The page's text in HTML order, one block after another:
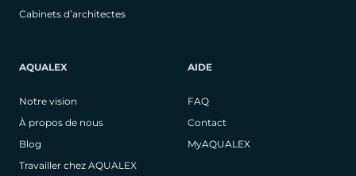
Cabinets d’architectes
AQUALEX
Notre vision
À propos de nous
Blog
Travailler chez AQUALEX
AIDE
FAQ
Contact
MyAQUALEX